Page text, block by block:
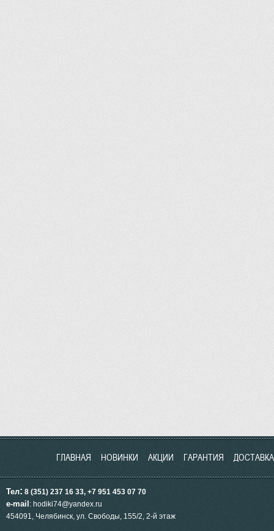
ГЛАВНАЯ НОВИНКИ АКЦИИ ГАРАНТИЯ ДОСТАВКА
Тел: 8 (351) 237 16 33, +7 951 453 07 70
e-mail : hodiki74@yandex.ru
454091, Челябинск, ул. Свободы, 155/2, 2-й этаж